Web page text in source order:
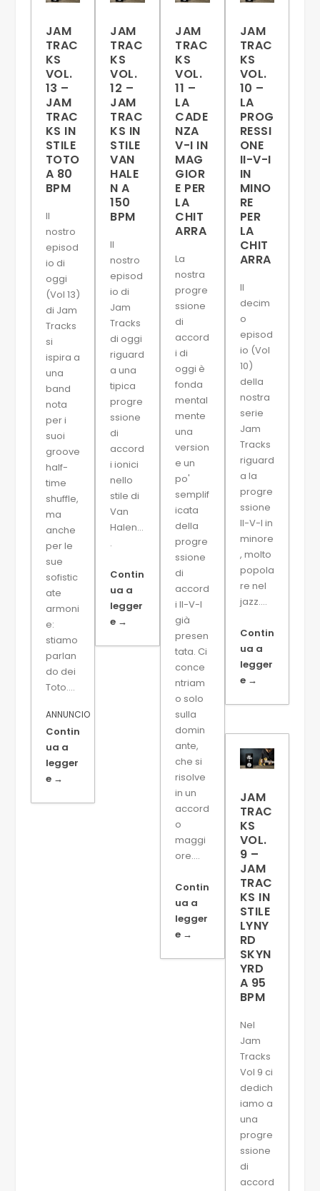
JAM
TRAC
KS
VOL.
13 –
JAM
TRAC
KS IN
STILE
TOTO
A 80
BPM
Il
nostro
episod
io di
oggi
(Vol 13)
di Jam
Tracks
si
ispira a
una
band
nota
per i
suoi
groove
half-
time
shuffle,
ma
anche
per le
sue
sofistic
ate
armoni
e:
stiamo
parlan
do dei
Toto....
ANNUNCIO
Contin
ua a
legger
e →
JAM
TRAC
KS
VOL.
12 –
JAM
TRAC
KS IN
STILE
VAN
HALE
N A
150
BPM
Il
nostro
episod
io di
Jam
Tracks
di oggi
riguard
a una
tipica
progre
ssione
di
accord
i ionici
nello
stile di
Van
Halen...
.
Contin
ua a
legger
e →
JAM
TRAC
KS
VOL.
11 –
LA
CADE
NZA
V-I IN
MAG
GIOR
E PER
LA
CHIT
ARRA
La
nostra
progre
ssione
di
accord
i di
oggi è
fonda
mental
mente
una
version
e un
po'
semplif
icata
della
progre
ssione
di
accord
i II-V-I
già
presen
tata. Ci
conce
ntriam
o solo
sulla
domin
ante,
che si
risolve
in un
accord
o
maggi
ore....
Contin
ua a
legger
e →
JAM
TRAC
KS
VOL.
10 –
LA
PROG
RESSI
ONE
II-V-I
IN
MINO
RE
PER
LA
CHIT
ARRA
Il
decim
o
episod
io (Vol
10)
della
nostra
serie
Jam
Tracks
riguard
a la
progre
ssione
II-V-I in
minore
, molto
popola
re nel
jazz....
Contin
ua a
legger
e →
JAM
TRAC
KS
VOL.
9 –
JAM
TRAC
KS IN
STILE
LYNY
RD
SKYN
YRD
A 95
BPM
Nel
Jam
Tracks
Vol 9 ci
dedich
iamo a
una
progre
ssione
di
accord